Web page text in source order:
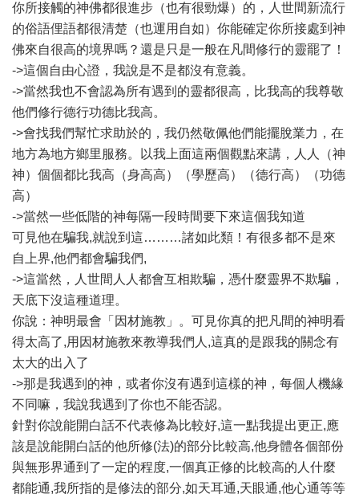
你所接觸的神佛都很進步（也有很勁爆）的，人世間新流行
的俗語俚語都很清楚（也運用自如）你能確定你所接處到神
佛來自很高的境界嗎？還是只是一般在凡間修行的靈罷了！
->這個自由心證，我說是不是都沒有意義。
->當然我也不會認為所有遇到的靈都很高，比我高的我尊敬
他們修行德行功德比我高。
->會找我們幫忙求助於的，我仍然敬佩他們能擺脫業力，在
地方為地方鄉里服務。以我上面這兩個觀點來講，人人（神
神）個個都比我高（身高高）（學歷高）（德行高）（功德
高）
->當然一些低階的神每隔一段時間要下來這個我知道
可見他在騙我,就說到這………諸如此類！有很多都不是來
自上界,他們都會騙我們,
->這當然，人世間人人都會互相欺騙，憑什麼靈界不欺騙，
天底下沒這種道理。
你說：神明最會「因材施教」。可見你真的把凡間的神明看
得太高了,用因材施教來教導我們人,這真的是跟我的關念有
太大的出入了
->那是我遇到的神，或者你沒有遇到這樣的神，每個人機緣
不同嘛，我說我遇到了你也不能否認。
針對你說能開白話不代表修為比較好,這一點我提出更正,應
該是說能開白話的他所修(法)的部分比較高,他身體各個部份
與無形界通到了一定的程度,一個真正修的比較高的人什麼
都能通,我所指的是修法的部分,如天耳通,天眼通,他心通等等